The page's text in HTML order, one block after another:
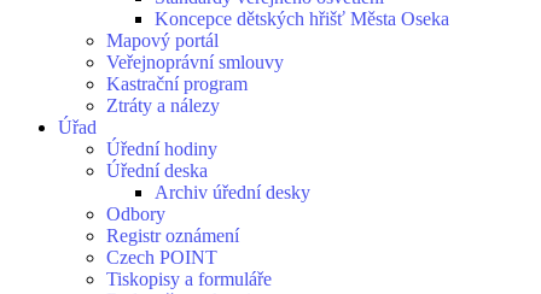
Koncepce dětských hřišť Města Oseka
Mapový portál
Veřejnoprávní smlouvy
Kastrační program
Ztráty a nálezy
Úřad
Úřední hodiny
Úřední deska
Archiv úřední desky
Odbory
Registr oznámení
Czech POINT
Tiskopisy a formuláře